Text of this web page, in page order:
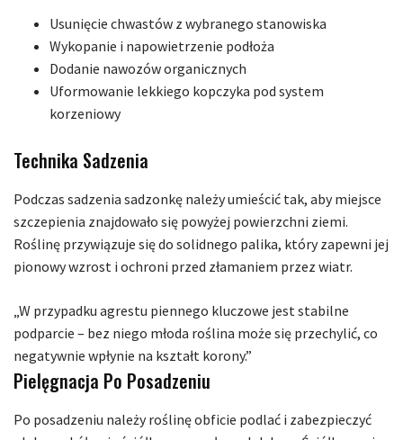
Usunięcie chwastów z wybranego stanowiska
Wykopanie i napowietrzenie podłoża
Dodanie nawozów organicznych
Uformowanie lekkiego kopczyka pod system
korzeniowy
Technika Sadzenia
Podczas sadzenia sadzonkę należy umieścić tak, aby miejsce
szczepienia znajdowało się powyżej powierzchni ziemi.
Roślinę przywiązuje się do solidnego palika, który zapewni jej
pionowy wzrost i ochroni przed złamaniem przez wiatr.
„W przypadku agrestu piennego kluczowe jest stabilne
podparcie – bez niego młoda roślina może się przechylić, co
negatywnie wpłynie na kształt korony.”
Pielęgnacja Po Posadzeniu
Po posadzeniu należy roślinę obficie podlać i zabezpieczyć